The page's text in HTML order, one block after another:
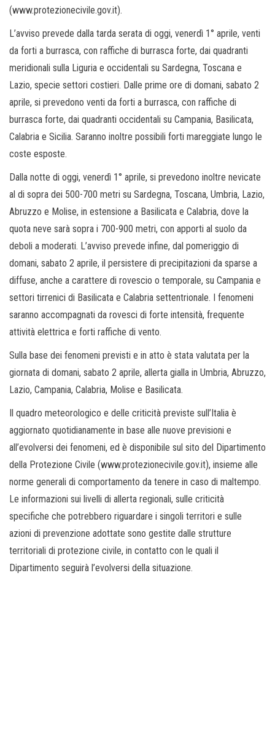
(www.protezionecivile.gov.it).
L’avviso prevede dalla tarda serata di oggi, venerdì 1° aprile, venti
da forti a burrasca, con raffiche di burrasca forte, dai quadranti
meridionali sulla Liguria e occidentali su Sardegna, Toscana e
Lazio, specie settori costieri. Dalle prime ore di domani, sabato 2
aprile, si prevedono venti da forti a burrasca, con raffiche di
burrasca forte, dai quadranti occidentali su Campania, Basilicata,
Calabria e Sicilia. Saranno inoltre possibili forti mareggiate lungo le
coste esposte.
Dalla notte di oggi, venerdì 1° aprile, si prevedono inoltre nevicate
al di sopra dei 500-700 metri su Sardegna, Toscana, Umbria, Lazio,
Abruzzo e Molise, in estensione a Basilicata e Calabria, dove la
quota neve sarà sopra i 700-900 metri, con apporti al suolo da
deboli a moderati. L’avviso prevede infine, dal pomeriggio di
domani, sabato 2 aprile, il persistere di precipitazioni da sparse a
diffuse, anche a carattere di rovescio o temporale, su Campania e
settori tirrenici di Basilicata e Calabria settentrionale. I fenomeni
saranno accompagnati da rovesci di forte intensità, frequente
attività elettrica e forti raffiche di vento.
Sulla base dei fenomeni previsti e in atto è stata valutata per la
giornata di domani, sabato 2 aprile, allerta gialla in Umbria, Abruzzo,
Lazio, Campania, Calabria, Molise e Basilicata.
Il quadro meteorologico e delle criticità previste sull’Italia è
aggiornato quotidianamente in base alle nuove previsioni e
all’evolversi dei fenomeni, ed è disponibile sul sito del Dipartimento
della Protezione Civile (www.protezionecivile.gov.it), insieme alle
norme generali di comportamento da tenere in caso di maltempo.
Le informazioni sui livelli di allerta regionali, sulle criticità
specifiche che potrebbero riguardare i singoli territori e sulle
azioni di prevenzione adottate sono gestite dalle strutture
territoriali di protezione civile, in contatto con le quali il
Dipartimento seguirà l’evolversi della situazione.